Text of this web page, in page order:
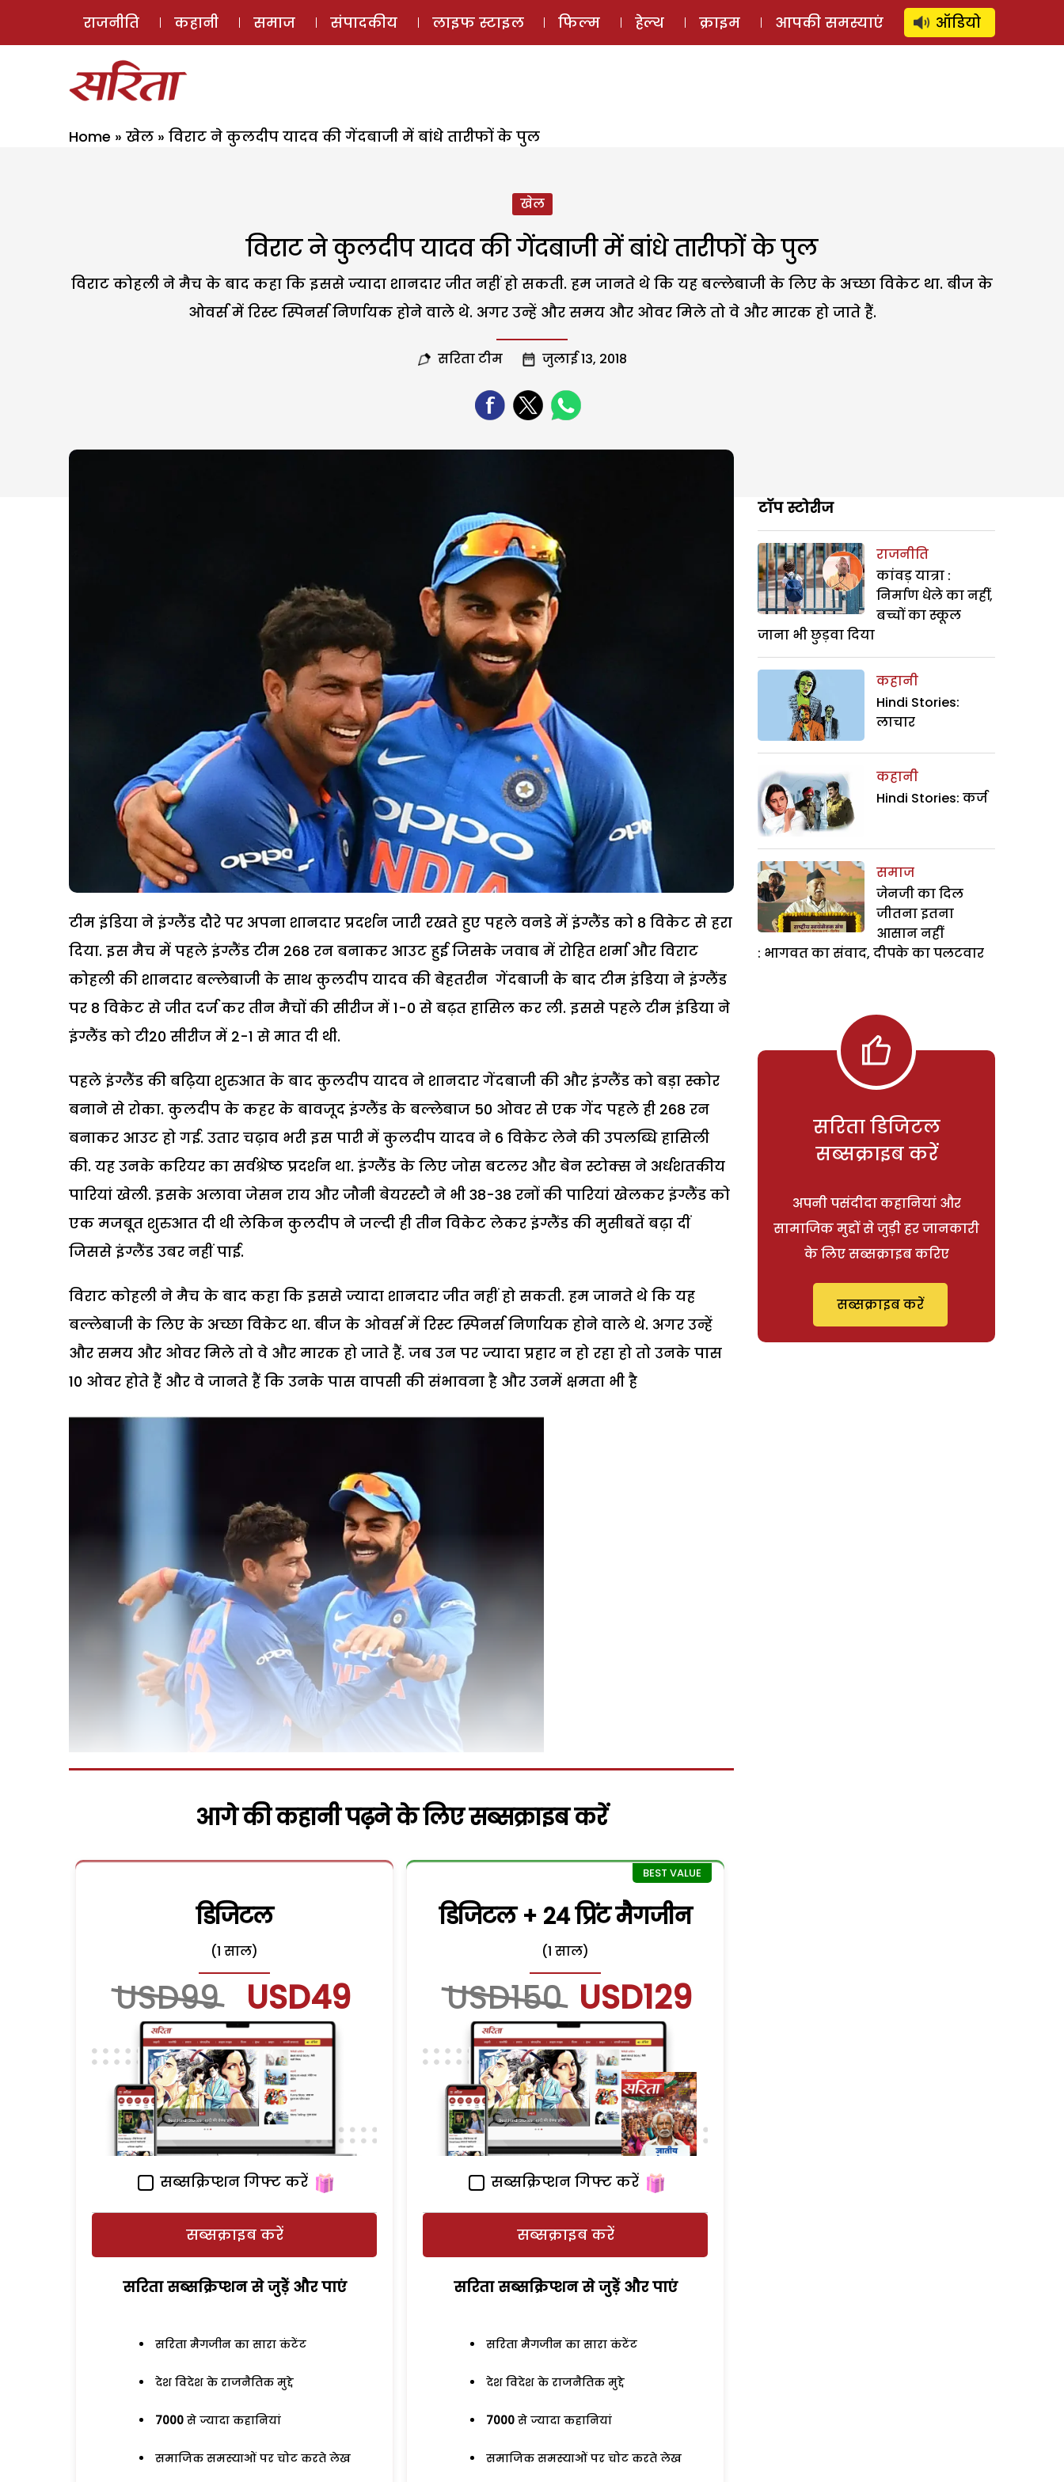
ई-मैगज़ीन ऑडियो स्टोरी लॉग इन ⚲ SUBSCRIBE
राजनीति कहानी समाज संपादकीय लाइफ स्टाइल फिल्म हेल्थ क्राइम आपकी समस्याएं ऑडियो
Home » खेल » विराट ने कुलदीप यादव की गेंदबाजी में बांधे तारीफों के पुल
खेल
विराट ने कुलदीप यादव की गेंदबाजी में बांधे तारीफों के पुल
विराट कोहली ने मैच के बाद कहा कि इससे ज्यादा शानदार जीत नहीं हो सकती. हम जानते थे कि यह बल्लेबाजी के लिए के अच्छा विकेट था. बीज के
ओवर्स में रिस्ट स्पिनर्स निर्णायक होने वाले थे. अगर उन्हें और समय और ओवर मिले तो वे और मारक हो जाते हैं.
सरिता टीम जुलाई 13, 2018
टीम इंडिया ने इंग्लैंड दौरे पर अपना शानदार प्रदर्शन जारी रखते हुए पहले वनडे में इंग्लैंड को 8 विकेट से हरा
दिया. इस मैच में पहले इंग्लैंड टीम 268 रन बनाकर आउट हुई जिसके जवाब में रोहित शर्मा और विराट
कोहली की शानदार बल्लेबाजी के साथ कुलदीप यादव की बेहतरीन गेंदबाजी के बाद टीम इंडिया ने इंग्लैंड
पर 8 विकेट से जीत दर्ज कर तीन मैचों की सीरीज में 1-0 से बढ़त हासिल कर ली. इससे पहले टीम इंडिया ने
इंग्लैंड को टी20 सीरीज में 2-1 से मात दी थी.
पहले इंग्लैंड की बढ़िया शुरुआत के बाद कुलदीप यादव ने शानदार गेंदबाजी की और इंग्लैंड को बड़ा स्कोर
बनाने से रोका. कुलदीप के कहर के बावजूद इंग्लैंड के बल्लेबाज 50 ओवर से एक गेंद पहले ही 268 रन
बनाकर आउट हो गई. उतार चढ़ाव भरी इस पारी में कुलदीप यादव ने 6 विकेट लेने की उपलब्धि हासिली
की. यह उनके करियर का सर्वश्रेष्ठ प्रदर्शन था. इंग्लैंड के लिए जोस बटलर और बेन स्टोक्स ने अर्धशतकीय
पारियां खेली. इसके अलावा जेसन राय और जौनी बेयरस्टौ ने भी 38-38 रनों की पारियां खेलकर इंग्लैंड को
एक मजबूत शुरुआत दी थी लेकिन कुलदीप ने जल्दी ही तीन विकेट लेकर इंग्लैंड की मुसीबतें बढ़ा दीं
जिससे इंग्लैंड उबर नहीं पाई.
विराट कोहली ने मैच के बाद कहा कि इससे ज्यादा शानदार जीत नहीं हो सकती. हम जानते थे कि यह
बल्लेबाजी के लिए के अच्छा विकेट था. बीज के ओवर्स में रिस्ट स्पिनर्स निर्णायक होने वाले थे. अगर उन्हें
और समय और ओवर मिले तो वे और मारक हो जाते हैं. जब उन पर ज्यादा प्रहार न हो रहा हो तो उनके पास
10 ओवर होते हैं और वे जानते हैं कि उनके पास वापसी की संभावना है और उनमें क्षमता भी है
आगे की कहानी पढ़ने के लिए सब्सक्राइब करें
डिजिटल
(1 साल)
USD99 USD49
सब्सक्रिप्शन गिफ्ट करें
सब्सक्राइब करें
सरिता सब्सक्रिप्शन से जुड़ेें और पाएं
सरिता मैगजीन का सारा कंटेंट
देश विदेश के राजनैतिक मुद्दे
7000 से ज्यादा कहानियां
समाजिक समस्याओं पर चोट करते लेख
डिजिटल + 24 प्रिंट मैगजीन
(1 साल)
USD150 USD129
सब्सक्रिप्शन गिफ्ट करें
सब्सक्राइब करें
सरिता सब्सक्रिप्शन से जुड़ेें और पाएं
सरिता मैगजीन का सारा कंटेंट
देश विदेश के राजनैतिक मुद्दे
7000 से ज्यादा कहानियां
समाजिक समस्याओं पर चोट करते लेख
टॉप स्टोरीज
राजनीति
कांवड़ यात्रा :
निर्माण धेले का नहीं,
बच्चों का स्कूल
जाना भी छुड़वा दिया
कहानी
Hindi Stories:
लाचार
कहानी
Hindi Stories: कर्ज
समाज
जेनजी का दिल
जीतना इतना
आसान नहीं
: भागवत का संवाद, दीपके का पलटवार
सरिता डिजिटल
सब्सक्राइब करें
अपनी पसंदीदा कहानियां और
सामाजिक मुद्दों से जुड़ी हर जानकारी
के लिए सब्सक्राइब करिए
सब्सक्राइब करें